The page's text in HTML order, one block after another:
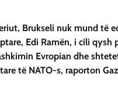
Brukseli nuk mund të
Edi Ramën, i cili
Evropian dhe
të NATO-s, raporton